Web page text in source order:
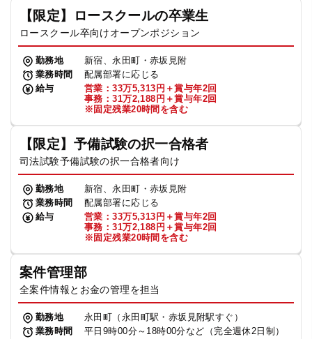
【限定】ロースクールの卒業生
ロースクール卒向けオープンポジション
勤務地
新宿、永田町・赤坂見附
業務時間
配属部署に応じる
給与
営業：33万5,313円＋賞与年2回
事務：31万2,188円＋賞与年2回
※固定残業20時間を含む
【限定】予備試験の択一合格者
司法試験予備試験の択一合格者向け
勤務地
新宿、永田町・赤坂見附
業務時間
配属部署に応じる
給与
営業：33万5,313円＋賞与年2回
事務：31万2,188円＋賞与年2回
※固定残業20時間を含む
案件管理部
全案件情報とお金の管理を担当
勤務地
永田町（永田町駅・赤坂見附駅すぐ）
業務時間
平日9時00分～18時00分など（完全週休2日制）